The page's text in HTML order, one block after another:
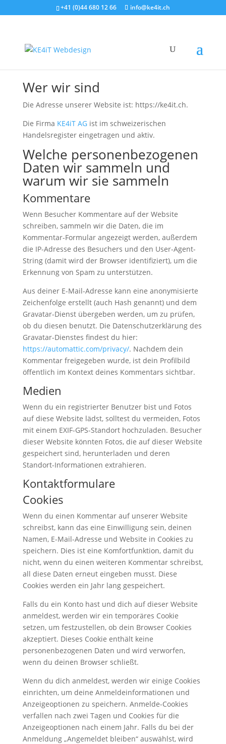
+41 (0)44 680 12 66 info@ke4it.ch
Wer wir sind
Die Adresse unserer Website ist: https://ke4it.ch.
Die Firma KE4iT AGist im schweizerischen
Handelsregister eingetragen und aktiv.
Welche personenbezogenen
Daten wir sammeln und
warum wir sie sammeln
Kommentare
Wenn Besucher Kommentare auf der Website
schreiben, sammeln wir die Daten, die im
Kommentar-Formular angezeigt werden, außerdem
die IP-Adresse des Besuchers und den User-Agent-
String (damit wird der Browser identifiziert), um die
Erkennung von Spam zu unterstützen.
Aus deiner E-Mail-Adresse kann eine anonymisierte
Zeichenfolge erstellt (auch Hash genannt) und dem
Gravatar-Dienst übergeben werden, um zu prüfen,
ob du diesen benutzt. Die Datenschutzerklärung des
Gravatar-Dienstes findest du hier:
https://automattic.com/privacy/. Nachdem dein
Kommentar freigegeben wurde, ist dein Profilbild
öffentlich im Kontext deines Kommentars sichtbar.
Medien
Wenn du ein registrierter Benutzer bist und Fotos
auf diese Website lädst, solltest du vermeiden, Fotos
mit einem EXIF-GPS-Standort hochzuladen. Besucher
dieser Website könnten Fotos, die auf dieser Website
gespeichert sind, herunterladen und deren
Standort-Informationen extrahieren.
Kontaktformulare
Cookies
Wenn du einen Kommentar auf unserer Website
schreibst, kann das eine Einwilligung sein, deinen
Namen, E-Mail-Adresse und Website in Cookies zu
speichern. Dies ist eine Komfortfunktion, damit du
nicht, wenn du einen weiteren Kommentar schreibst,
all diese Daten erneut eingeben musst. Diese
Cookies werden ein Jahr lang gespeichert.
Falls du ein Konto hast und dich auf dieser Website
anmeldest, werden wir ein temporäres Cookie
setzen, um festzustellen, ob dein Browser Cookies
akzeptiert. Dieses Cookie enthält keine
personenbezogenen Daten und wird verworfen,
wenn du deinen Browser schließt.
Wenn du dich anmeldest, werden wir einige Cookies
einrichten, um deine Anmeldeinformationen und
Anzeigeoptionen zu speichern. Anmelde-Cookies
verfallen nach zwei Tagen und Cookies für die
Anzeigeoptionen nach einem Jahr. Falls du bei der
Anmeldung „Angemeldet bleiben“ auswählst, wird